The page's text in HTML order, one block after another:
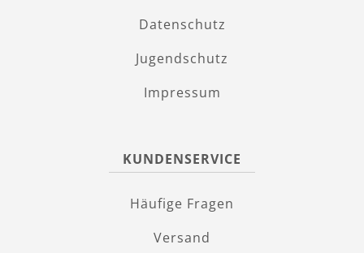
Datenschutz
Jugendschutz
Impressum
KUNDENSERVICE
Häufige Fragen
Versand